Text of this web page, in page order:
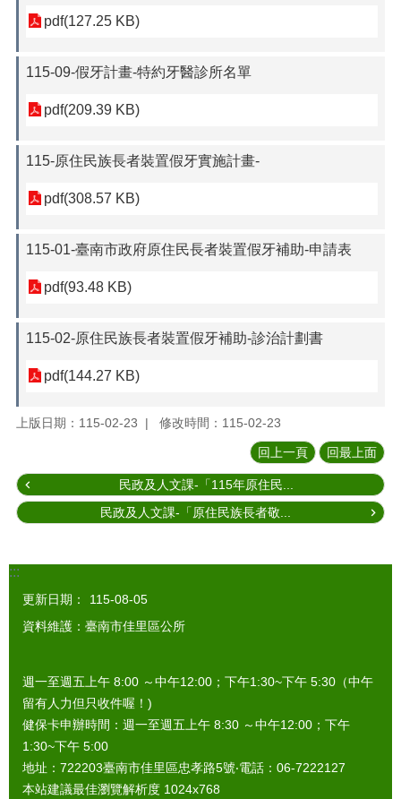
pdf(127.25 KB)
115-09-假牙計畫-特約牙醫診所名單
pdf(209.39 KB)
115-原住民族長者裝置假牙實施計畫-
pdf(308.57 KB)
115-01-臺南市政府原住民長者裝置假牙補助-申請表
pdf(93.48 KB)
115-02-原住民族長者裝置假牙補助-診治計劃書
pdf(144.27 KB)
上版日期：115-02-23 修改時間：115-02-23
回上一頁 回最上面
民政及人文課-「115年原住民...
民政及人文課-「原住民族長者敬...
:::
更新日期：
115-08-05
資料維護：臺南市佳里區公所
週一至週五上午 8:00 ～中午12:00；下午1:30~下午 5:30（中午
留有人力但只收件喔！)
健保卡申辦時間：週一至週五上午 8:30 ～中午12:00；下午
1:30~下午 5:00
地址：722203臺南市佳里區忠孝路5號‧電話：06-7222127
本站建議最佳瀏覽解析度 1024x768